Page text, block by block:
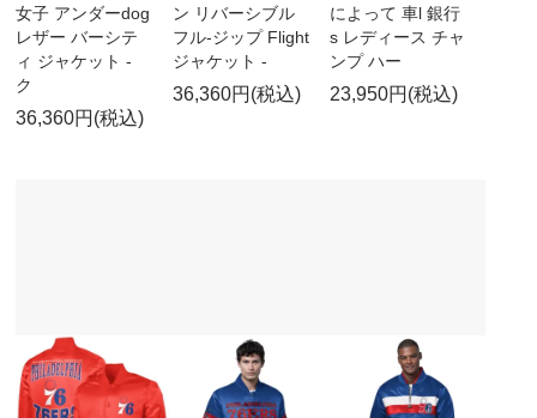
女子 アンダーdog
レザー バーシテ
ィ ジャケット -
ク
36,360円(税込)
ン リバーシブル
フル-ジップ Flight
ジャケット -
36,360円(税込)
によって 車l 銀行
s レディース チャ
ンプ ハー
23,950円(税込)